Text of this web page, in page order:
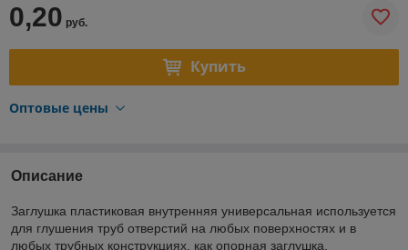
0,20 руб.
Купить
Оптовые цены
Описание
Заглушка пластиковая внутренняя универсальная используется
для глушения труб отверстий на любых поверхностях и в
любых трубных конструкциях, как опорная заглушка,